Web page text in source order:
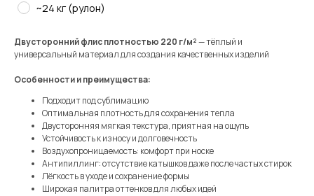
~24 кг (рулон)
Двусторонний флис плотностью 220 г/м²— тёплый и
универсальный материал для создания качественных изделий
Особенности и преимущества:
Подходит под сублимацию
Оптимальная плотность для сохранения тепла
Двусторонняя мягкая текстура, приятная на ощупь
Устойчивость к износу и долговечность
Воздухопроницаемость: комфорт при носке
Антипиллинг: отсутствие катышков даже после частых стирок
Лёгкость в уходе и сохранение формы
Широкая палитра оттенков для любых идей